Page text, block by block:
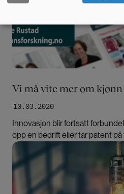
10.03.2020
Vi må vite mer om
Innovasjon blir fortsatt
opp en bedrift eller tar patent
Mer kunnskap kan lære oss å
innovasjon og få flere kvinner
Rustad.
Bilde